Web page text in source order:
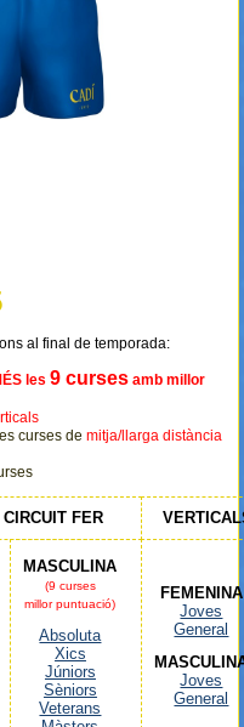
al final de temporada:
les9 curses amb millor
curses demitja/llarga distància
FER
MASCULINA
(9 curses
millor puntuació)
Absoluta
Xics
Júniors
Sèniors
Veterans
FEMENINA
Joves
General
Joves
General